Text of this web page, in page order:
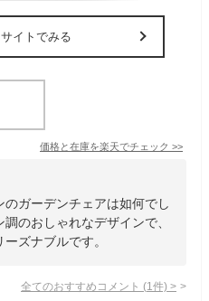
イトでみる
価格と在庫を楽天でチェック >>
ガーデンチェアは如何でし
のおしゃれなデザインで、
ズナブルです。
全てのおすすめコメント (1 件) >